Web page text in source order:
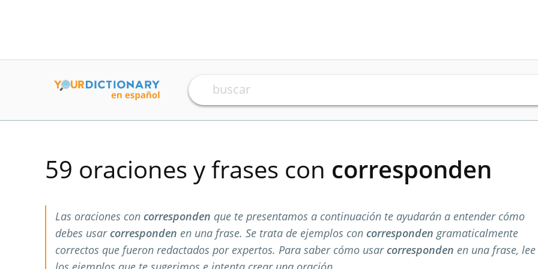
59 oraciones y frases con corresponden
Las oraciones con corresponden que te presentamos a continuación te ayudarán a entender cómo
debes usar corresponden en una frase. Se trata de ejemplos con corresponden gramaticalmente
correctos que fueron redactados por expertos. Para saber cómo usar corresponden en una frase, lee